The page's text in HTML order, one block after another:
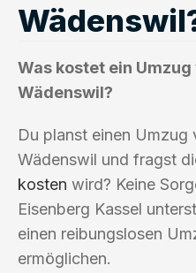
Was kostet ein
Wädenswil?
Du planst einen Umzug
Wädenswil und fragst
kosten wird? Keine
Eisenberg Kassel
einen reibungslosen
ermöglichen.